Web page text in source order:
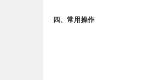
四、常用操作